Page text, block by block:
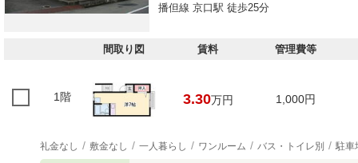
播但線 京口駅 徒歩25分
間取り図 賃料 管理費等
1階 3.30万円 1,000円
礼金なし 敷金なし 一人暮らし ワンルーム バス・トイレ別 駐車